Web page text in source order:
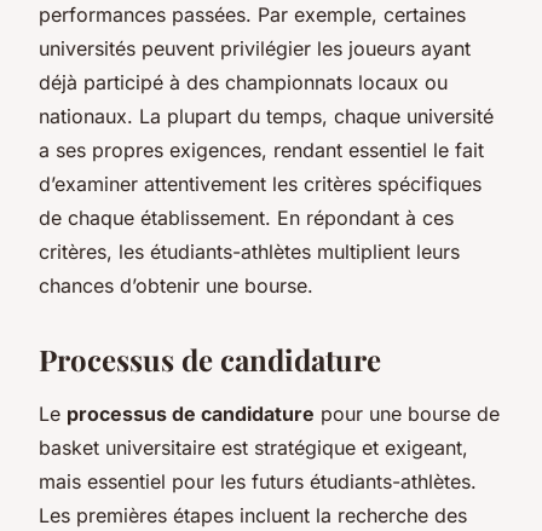
performances passées. Par exemple, certaines
universités peuvent privilégier les joueurs ayant
déjà participé à des championnats locaux ou
nationaux. La plupart du temps, chaque université
a ses propres exigences, rendant essentiel le fait
d’examiner attentivement les critères spécifiques
de chaque établissement. En répondant à ces
critères, les étudiants-athlètes multiplient leurs
chances d’obtenir une bourse.
Processus de candidature
Le processus de candidature pour une bourse de
basket universitaire est stratégique et exigeant,
mais essentiel pour les futurs étudiants-athlètes.
Les premières étapes incluent la recherche des